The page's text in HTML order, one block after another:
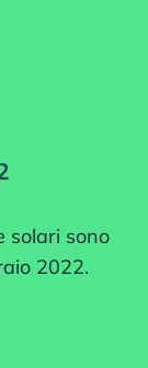
solari sono
2022.